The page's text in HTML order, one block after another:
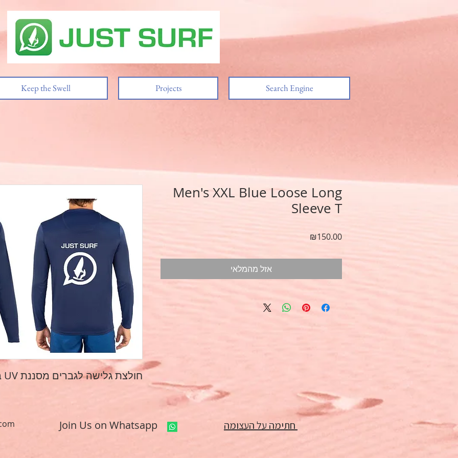
Keep the Swell Projects Search Engine
חולצת גלישה לגברים מסננת UV בגזרה רפויה, צבע כחול
Men's XXL Blue Loose Long
Sleeve T
₪150.00
אזל מהמלאי
Join Us on Whatsapp